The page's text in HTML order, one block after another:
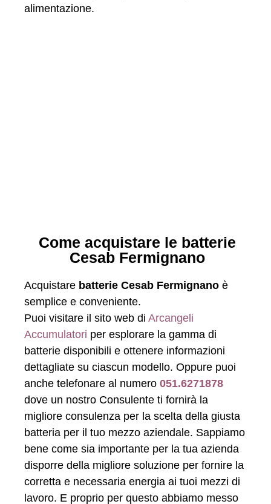
alimentazione.
Come acquistare le batterie
Cesab Fermignano
Acquistare batterie Cesab Fermignano è
semplice e conveniente.
Puoi visitare il sito web di Arcangeli
Accumulatori per esplorare la gamma di
batterie disponibili e ottenere informazioni
dettagliate su ciascun modello. Oppure puoi
anche telefonare al numero 051.6271878
dove un nostro Consulente ti fornirà la
migliore consulenza per la scelta della giusta
batteria per il tuo mezzo aziendale. Sappiamo
bene come sia importante per la tua azienda
disporre della migliore soluzione per fornire la
corretta e necessaria energia ai tuoi mezzi di
lavoro. E proprio per questo abbiamo messo